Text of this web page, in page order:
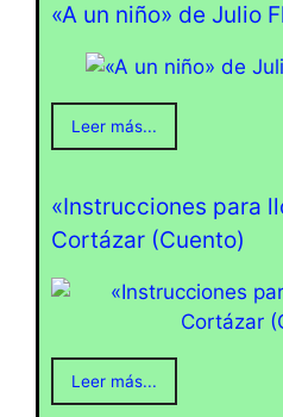
«A un niño» de Julio
Leer más...
«Instrucciones para
Cortázar (Cuento)
Leer más...